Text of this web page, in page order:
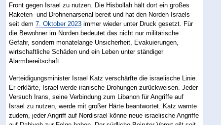
Front gegen Israel zu nutzen. Die Hisbollah hält dort ein großes
Raketen- und Drohnenarsenal bereit und hat den Norden Israels
seit dem7. Oktober 2023 immer wieder unter Druck gesetzt. Für
die Bewohner im Norden bedeutet das nicht nur militärische
Gefahr, sondern monatelange Unsicherheit, Evakuierungen,
wirtschaftliche Schäden und ein Leben unter ständiger
Alarmbereitschaft.
Verteidigungsminister Israel Katz verschärfte die israelische Linie.
Er erklärte, Israel werde iranische Drohungen zurückweisen. Jeder
Versuch Irans, seine Verbindung zum Libanon für Angriffe auf
Israel zu nutzen, werde mit großer Härte beantwortet. Katz warnte
zudem, jeder Angriff auf Nordisrael könne neue israelische Angriffe